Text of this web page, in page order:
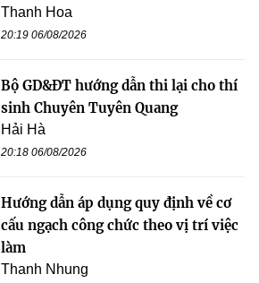
Thanh Hoa
20:19 06/08/2026
Bộ GD&ĐT hướng dẫn thi lại cho thí
sinh Chuyên Tuyên Quang
Hải Hà
20:18 06/08/2026
Hướng dẫn áp dụng quy định về cơ
cấu ngạch công chức theo vị trí việc
làm
Thanh Nhung